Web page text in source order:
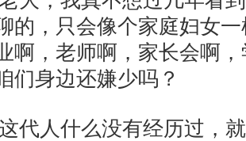
的，只会像个家庭妇女
啊，老师啊，家长会啊
们身边还嫌少吗？
这代人什么没有经历过，